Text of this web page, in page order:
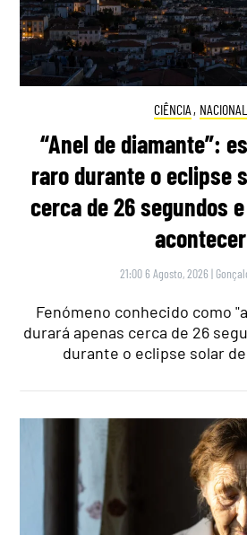
CIÊNCIA , NACIONAL
“Anel de diamante”:
raro durante o eclipse
cerca de 26 segundos
acontecer
21:00 6 Agosto, 2026 |
Fenómeno conhecido como
durará apenas cerca de 26
durante o eclipse solar